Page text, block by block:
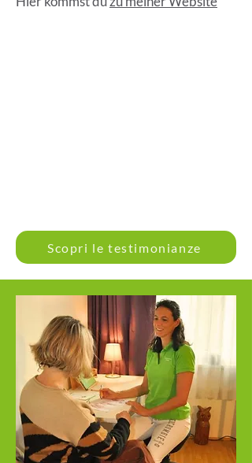
Scopri le testimonianze